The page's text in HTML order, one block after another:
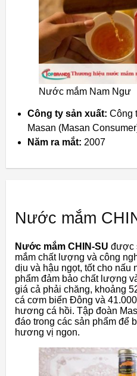
Nước mắm Nam Ngư
Công ty sản xuất: Công
Masan (Masan
Năm ra mắt: 2007
Nước mắm
Nước mắm CHIN-SU được
mắm chất lượng và công
dịu và hậu ngọt, tốt cho nấu
phẩm đảm bảo chất lượng
giá cả phải chăng, khoảng
cá cơm biển Đông và
hương cá hồi. Tập đoàn
đáo trong các sản phẩm để
hương vị ngon.